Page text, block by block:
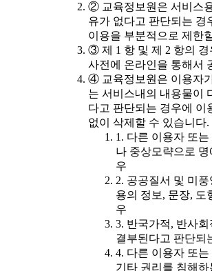
② 교육정보원은 서비스
유가 없다고 판단되는 경
이용을 부분적으로 제한
③ 제 1 항 및 제 2 항의 경
사전에 온라인을 통해서
④ 교육정보원은 이용자
는 서비스내의 내용물이
다고 판단되는 경우에 이
없이 삭제할 수 있습니다.
1. 다른 이용자 또
나 중상모략으로
우
2. 공공질서 및 미
용의 정보, 문장, 도
우
3. 반국가적, 반사
결부된다고 판단되
4. 다른 이용자 또
기타 권리를 침해하